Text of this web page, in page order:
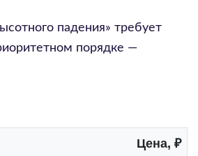
падения» требует
порядке —
Цена, ₽